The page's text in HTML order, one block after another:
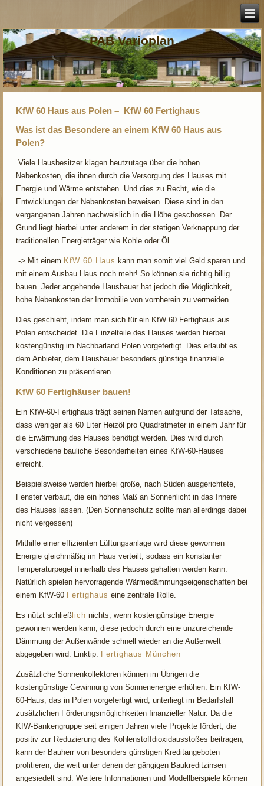
PAB Varioplan
KfW 60 Haus aus Polen –
KfW 60 Fertighaus
Was ist das Besondere an einem KfW 60 Haus aus
Polen?
Viele Hausbesitzer klagen heutzutage über die hohen
Nebenkosten, die ihnen durch die Versorgung des Hauses mit
Energie und Wärme entstehen. Und dies zu Recht, wie die
Entwicklungen der Nebenkosten beweisen. Diese sind in den
vergangenen Jahren nachweislich in die Höhe geschossen. Der
Grund liegt hierbei unter anderem in der stetigen Verknappung der
traditionellen Energieträger wie Kohle oder Öl.
-> Mit einem KfW 60 Haus kann man somit viel Geld sparen und
mit einem Ausbau Haus noch mehr! So können sie richtig billig
bauen. Jeder angehende Hausbauer hat jedoch die Möglichkeit,
hohe Nebenkosten der Immobilie von vornherein zu vermeiden.
Dies geschieht, indem man sich für ein KfW 60 Fertighaus aus
Polen entscheidet. Die Einzelteile des Hauses werden hierbei
kostengünstig im Nachbarland Polen vorgefertigt. Dies erlaubt es
dem Anbieter, dem Hausbauer besonders günstige finanzielle
Konditionen zu präsentieren.
KfW 60 Fertighäuser bauen!
Ein KfW-60-Fertighaus trägt seinen Namen aufgrund der Tatsache,
dass weniger als 60 Liter Heizöl pro Quadratmeter in einem Jahr für
die Erwärmung des Hauses benötigt werden. Dies wird durch
verschiedene bauliche Besonderheiten eines KfW-60-Hauses
erreicht.
Beispielsweise werden hierbei große, nach Süden ausgerichtete,
Fenster verbaut, die ein hohes Maß an Sonnenlicht in das Innere
des Hauses lassen. (Den Sonnenschutz sollte man allerdings dabei
nicht vergessen)
Mithilfe einer effizienten Lüftungsanlage wird diese gewonnen
Energie gleichmäßig im Haus verteilt, sodass ein konstanter
Temperaturpegel innerhalb des Hauses gehalten werden kann.
Natürlich spielen hervorragende Wärmedämmungseigenschaften bei
einem KfW-60 Fertighaus eine zentrale Rolle.
Es nützt schließ lich nichts, wenn kostengünstige Energie
gewonnen werden kann, diese jedoch durch eine unzureichende
Dämmung der Außenwände schnell wieder an die Außenwelt
abgegeben wird. Linktip: Fertighaus München
Zusätzliche Sonnenkollektoren können im Übrigen die
kostengünstige Gewinnung von Sonnenenergie erhöhen. Ein KfW-
60-Haus, das in Polen vorgefertigt wird, unterliegt im Bedarfsfall
zusätzlichen Förderungsmöglichkeiten finanzieller Natur. Da die
KfW-Bankengruppe seit einigen Jahren viele Projekte fördert, die
positiv zur Reduzierung des Kohlenstoffdioxidausstoßes beitragen,
kann der Bauherr von besonders günstigen Kreditangeboten
profitieren, die weit unter denen der gängigen Baukreditzinsen
angesiedelt sind. Weitere Informationen und Modellbeispiele können